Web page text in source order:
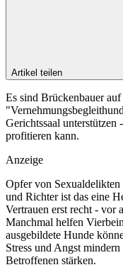
Artikel teilen
Es sind Brückenbauer
Gerichtssaal unterstützen
profitieren kann.
Anzeige
Opfer von
und Richter ist das eine
Vertrauen erst recht - vor
Manchmal helfen
ausgebildete Hunde
Stress und Angst
Betroffenen stärken.